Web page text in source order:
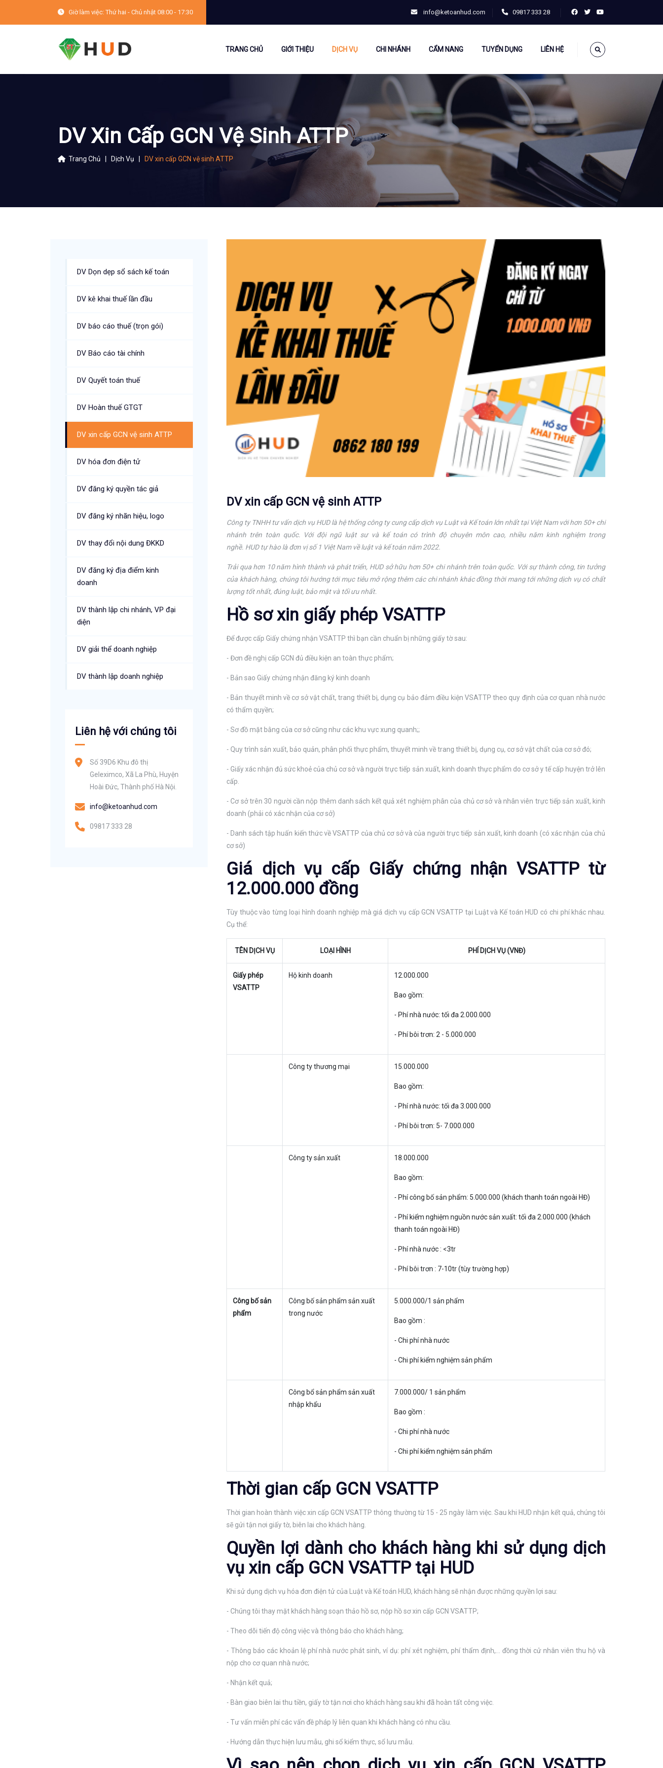
Giờ làm việc:Thứ hai - Chủ nhật 08:00 - 17:30 info@ketoanhud.com 09817 333 28
TRANG CHỦ GIỚI THIỆU DỊCH VỤ CHI NHÁNH CẨM NANG TUYỂN DỤNG LIÊN HỆ
DV Xin Cấp GCN Vệ Sinh ATTP
Trang Chủ Dịch Vụ DV xin cấp GCN vệ sinh ATTP
DV xin cấp GCN vệ sinh ATTP
Công ty TNHH tư vấn dịch vụ HUD là hệ thống công ty cung cấp dịch vụ Luật và Kế toán lớn nhất tại Việt Nam với hơn 50+ chi
nhánh trên toàn quốc. Với đội ngũ luật sư và kế toán có trình độ chuyên môn cao, nhiều năm kinh nghiệm trong
nghề. HUDtự hào là đơn vị số 1 Việt Nam về luật và kế toán năm 2022.
Trải qua hơn 10 năm hình thành và phát triển, HUD sở hữu hơn 50+ chi nhánh trên toàn quốc. Với sự thành công, tin tưởng
của khách hàng, chúng tôi hướng tới mục tiêu mở rộng thêm các chi nhánh khác đồng thời mang tới những dịch vụ có chất
lượng tốt nhất, đúng luật, bảo mật và tối ưu nhất.
Hồ sơ xin giấy phép VSATTP
Để được cấp Giấy chứng nhận VSATTP thì bạn cần chuẩn bị những giấy tờ sau:
- Đơn đề nghị cấp GCN đủ điều kiện an toàn thực phẩm;
- Bản sao Giấy chứng nhận đăng ký kinh doanh
- Bản thuyết minh về cơ sở vật chất, trang thiết bị, dụng cụ bảo đảm điều kiện VSATTP theo quy định của cơ quan nhà nước
có thẩm quyền;
- Sơ đồ mặt bằng của cơ sở cũng như các khu vực xung quanh;;
- Quy trình sản xuất, bảo quản, phân phối thực phẩm, thuyết minh về trang thiết bị, dụng cụ, cơ sở vật chất của cơ sở đó;
- Giấy xác nhận đủ sức khoẻ của chủ cơ sở và người trực tiếp sản xuất, kinh doanh thực phẩm do cơ sở y tế cấp huyện trở lên
cấp.
- Cơ sở trên 30 người cần nộp thêm danh sách kết quả xét nghiệm phân của chủ cơ sở và nhân viên trực tiếp sản xuất, kinh
doanh (phải có xác nhận của cơ sở)
- Danh sách tập huấn kiến thức về VSATTP của chủ cơ sở và của người trực tiếp sản xuất, kinh doanh (có xác nhận của chủ
cơ sở)
Giá dịch vụ cấp Giấy chứng nhận VSATTP từ
12.000.000 đồng
Tùy thuộc vào từng loại hình doanh nghiệp mà giá dịch vụ cấp GCN VSATTP tại Luật và Kế toán HUD có chi phí khác nhau.
Cụ thể:
TÊN DỊCH VỤ LOẠI HÌNH PHÍ DỊCH VỤ (VNĐ)
Giấy phép
VSATTP
Hộ kinh doanh 12.000.000
Bao gồm:
- Phí nhà nước: tối đa 2.000.000
- Phí bôi trơn: 2 - 5.000.000
Công ty thương mại 15.000.000
Bao gồm:
- Phí nhà nước: tối đa 3.000.000
- Phí bôi trơn: 5- 7.000.000
Công ty sản xuất 18.000.000
Bao gồm:
- Phí công bố sản phẩm: 5.000.000 (khách thanh toán ngoài HĐ)
- Phí kiểm nghiệm nguồn nước sản xuất: tối đa 2.000.000 (khách
thanh toán ngoài HĐ)
- Phí nhà nước : <3tr
- Phí bôi trơn : 7-10tr (tùy trường hợp)
Công bố sản
phẩm
Công bố sản phẩm sản xuất
trong nước
5.000.000/1 sản phẩm
Bao gồm :
- Chi phí nhà nước
- Chi phí kiểm nghiệm sản phẩm
Công bổ sản phẩm sản xuất
nhập khẩu
7.000.000/ 1 sản phẩm
Bao gồm :
- Chi phí nhà nước
- Chi phí kiểm nghiệm sản phẩm
Thời gian cấp GCN VSATTP
Thời gian hoàn thành việc xin cấp GCN VSATTP thông thường từ 15 - 25 ngày làm việc. Sau khi HUD nhận kết quả, chúng tôi
sẽ gửi tận nơi giấy tờ, biên lai cho khách hàng.
Quyền lợi dành cho khách hàng khi sử dụng dịch
vụ xin cấp GCN VSATTP tại HUD
Khi sử dụng dịch vụ hóa đơn điện tử của Luật và Kế toán HUD, khách hàng sẽ nhận được những quyền lợi sau:
- Chúng tôi thay mặt khách hàng soạn thảo hồ sơ, nộp hồ sơ xin cấp GCN VSATTP;
- Theo dõi tiến độ công việc và thông báo cho khách hàng;
- Thông báo các khoản lệ phí nhà nước phát sinh, ví dụ: phí xét nghiệm, phí thẩm định,... đồng thời cử nhân viên thu hộ và
nộp cho cơ quan nhà nước;
- Nhận kết quả;
- Bàn giao biên lai thu tiền, giấy tờ tận nơi cho khách hàng sau khi đã hoàn tất công việc.
- Tư vấn miễn phí các vấn đề pháp lý liên quan khi khách hàng có nhu cầu.
- Hướng dẫn thực hiện lưu mẫu, ghi sổ kiểm thực, sổ lưu mẫu.
DV Dọn dẹp sổ sách kế toán
DV kê khai thuế lần đầu
DV báo cáo thuế (trọn gói)
DV Báo cáo tài chính
DV Quyết toán thuế
DV Hoàn thuế GTGT
DV xin cấp GCN vệ sinh ATTP
DV hóa đơn điện tử
DV đăng ký quyền tác giả
DV đăng ký nhãn hiệu, logo
DV thay đổi nội dung ĐKKD
DV đăng ký địa điểm kinh
doanh
DV thành lập chi nhánh, VP đại
diện
DV giải thể doanh nghiệp
DV thành lập doanh nghiệp
Liên hệ với chúng tôi
Số 39D6 Khu đô thị
Geleximco, Xã La Phù, Huyện
Hoài Đức, Thành phố Hà Nội.
info@ketoanhud.com
09817 333 28